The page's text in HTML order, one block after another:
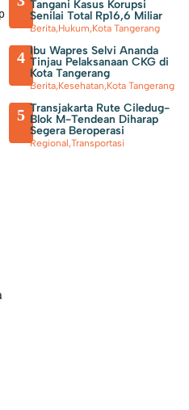
di Apartemen Serpong, Mobil
Kabur Pelaku
Tangani Kasus Korupsi
Senilai Total Rp16,6 Miliar
Berita,Hukum,Kota Tangerang
4 Ibu Wapres Selvi Ananda
Tinjau Pelaksanaan CKG di
Kota Tangerang
Berita,Kesehatan,Kota Tangerang
5 Transjakarta Rute Ciledug-
Blok M-Tendean Diharap
Segera Beroperasi
Regional,Transportasi